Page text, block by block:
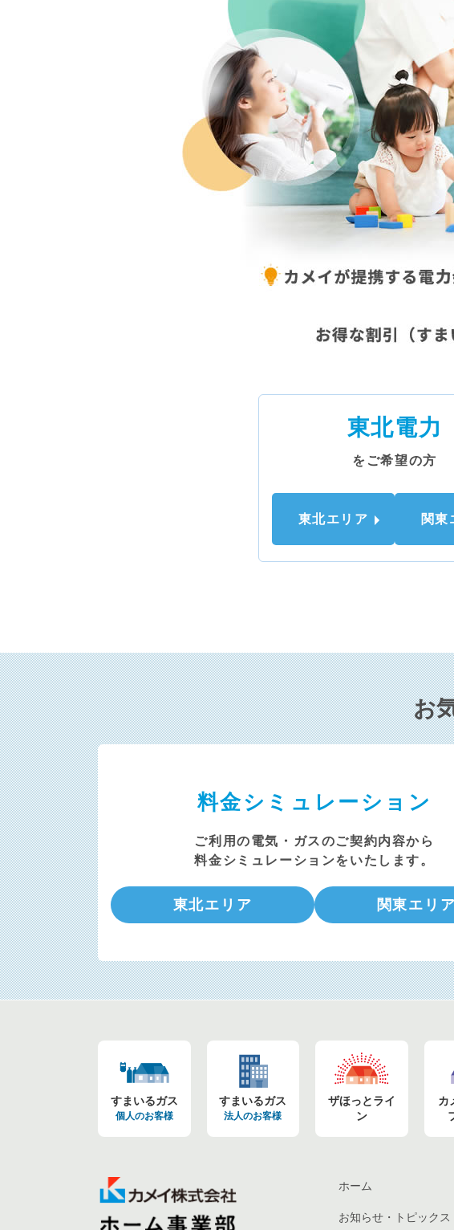
東北電力
をご希望の方
東北エリア 関東
お
料金シミュレーション
ご利用の電気・ガスのご契約内容から
料金シミュレーションをいたします。
東北エリア 関東エリア
すまいるガス
個人のお客様
すまいるガス
法人のお客様
ザほっとライ
ン
カ
ホーム
お知らせ・ トピックス